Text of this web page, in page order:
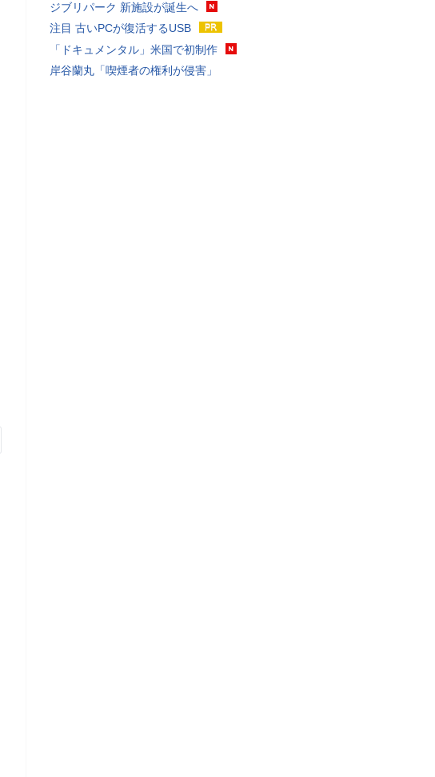
ジブリパーク 新施設が誕生へ
注目 古いPCが復活するUSB
「ドキュメンタル」米国で初制作
岸谷蘭丸「喫煙者の権利が侵害」